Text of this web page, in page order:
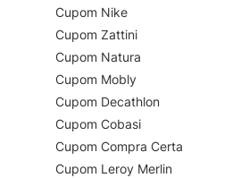
Cupom Nike
Cupom Zattini
Cupom Natura
Cupom Mobly
Cupom Decathlon
Cupom Cobasi
Cupom Compra Certa
Cupom Leroy Merlin